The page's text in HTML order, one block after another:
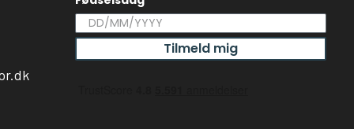
Tilmeld mig